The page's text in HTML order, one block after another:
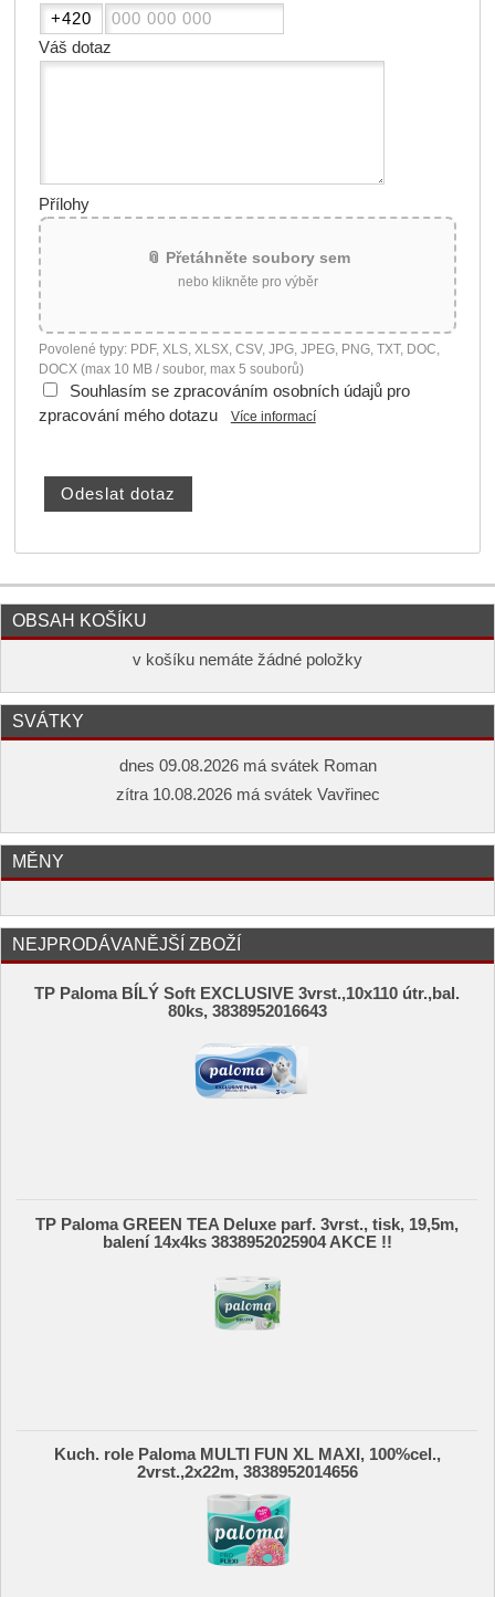
Váš dotaz
Přílohy
📎 Přetáhněte soubory sem
nebo klikněte pro výběr
Povolené typy: PDF, XLS, XLSX, CSV, JPG, JPEG, PNG, TXT, DOC,
DOCX (max 10 MB / soubor, max 5 souborů)
Souhlasím se zpracováním osobních údajů pro
zpracování mého dotazu
Více informací
OBSAH KOŠÍKU
v košíku nemáte žádné položky
SVÁTKY
dnes 09.08.2026 má svátek Roman
zítra 10.08.2026 má svátek Vavřinec
MĚNY
NEJPRODÁVANĚJŠÍ ZBOŽÍ
TP Paloma BÍLÝ Soft EXCLUSIVE 3vrst.,10x110 útr.,bal.
80ks, 3838952016643
TP Paloma GREEN TEA Deluxe parf. 3vrst., tisk, 19,5m,
balení 14x4ks 3838952025904 AKCE !!
Kuch. role Paloma MULTI FUN XL MAXI, 100%cel.,
2vrst.,2x22m, 3838952014656